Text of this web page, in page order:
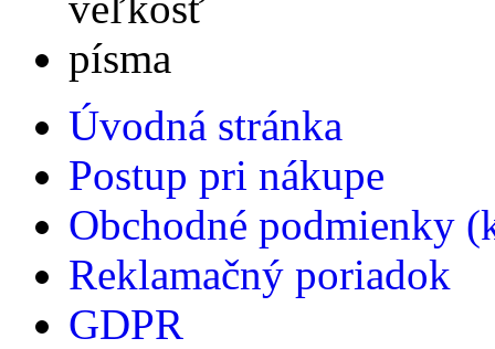
Úvodná stránka
Postup pri nákupe
Obchodné podmienky
Reklamačný poriadok
GDPR